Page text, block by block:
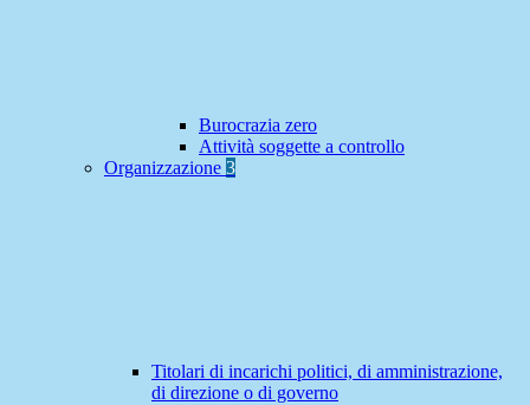
Burocrazia zero
Attività soggette a controllo
Organizzazione 3
Titolari di incarichi politici, di amministrazione,
di direzione o di governo